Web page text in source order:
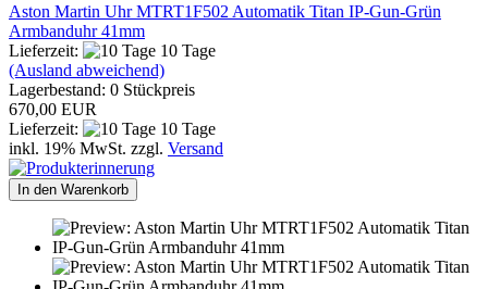
Aston Martin Uhr MTRT1F502 Automatik Titan IP-Gun-Grün
Armbanduhr 41mm
Lieferzeit:
10 Tage
(Ausland abweichend)
Lagerbestand: 0 Stückpreis
670,00 EUR
Lieferzeit:
10 Tage
inkl. 19% MwSt. zzgl. Versand
In den Warenkorb